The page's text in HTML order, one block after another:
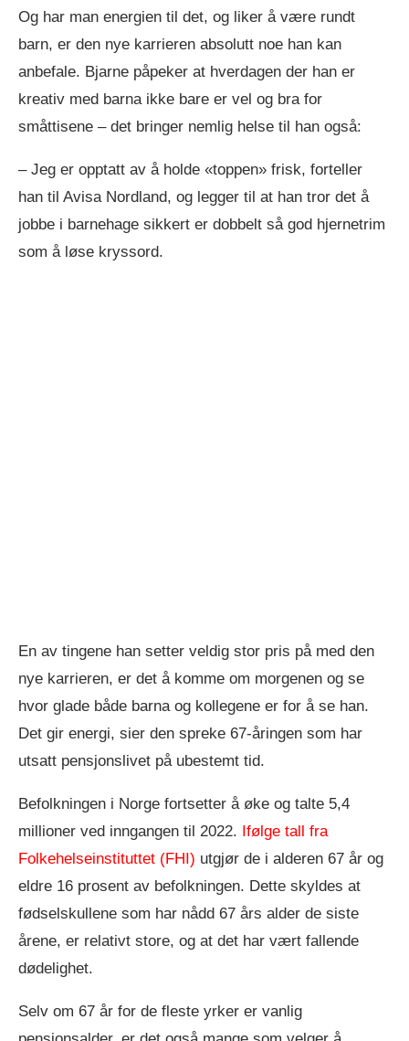
Og har man energien til det, og liker å være rundt
barn, er den nye karrieren absolutt noe han kan
anbefale. Bjarne påpeker at hverdagen der han er
kreativ med barna ikke bare er vel og bra for
småttisene – det bringer nemlig helse til han også:
– Jeg er opptatt av å holde «toppen» frisk, forteller
han til Avisa Nordland, og legger til at han tror det å
jobbe i barnehage sikkert er dobbelt så god hjernetrim
som å løse kryssord.
En av tingene han setter veldig stor pris på med den
nye karrieren, er det å komme om morgenen og se
hvor glade både barna og kollegene er for å se han.
Det gir energi, sier den spreke 67-åringen som har
utsatt pensjonslivet på ubestemt tid.
Befolkningen i Norge fortsetter å øke og talte 5,4
millioner ved inngangen til 2022. Ifølge tall fra
Folkehelseinstituttet (FHI) utgjør de i alderen 67 år og
eldre 16 prosent av befolkningen. Dette skyldes at
fødselskullene som har nådd 67 års alder de siste
årene, er relativt store, og at det har vært fallende
dødelighet.
Selv om 67 år for de fleste yrker er vanlig